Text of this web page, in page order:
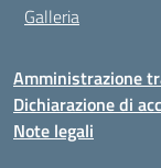
Galleria
Amministrazione
Dichiarazione di
Note legali